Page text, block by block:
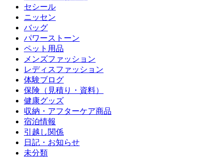
セシール
ニッセン
バッグ
パワーストーン
ペット用品
メンズファッション
レディスファッション
体験ブログ
保険（見積り・資料）
健康グッズ
収納・アフターケア商品
宿泊情報
引越し関係
日記・お知らせ
未分類